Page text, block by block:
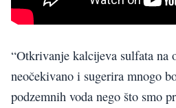
“Otkrivanje kalcijeva sulfata na
neočekivano i sugerira mnogo
podzemnih voda nego što smo